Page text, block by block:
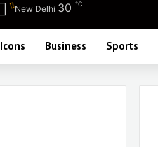
New Delhi 30 ℃
Icons Business Sports